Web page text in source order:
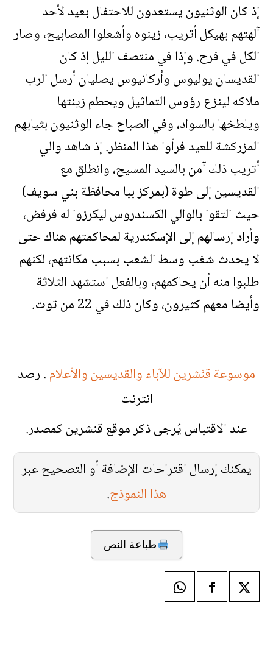
إذ كان الوثنيون يستعدون للاحتفال بعيد لأحد
آلهتهم بهيكل أتريب، زينوه وأشعلوا المصابيح، وصار
الكل في فرح. وإذا في منتصف الليل إذ كان
القديسان يوليوس وأركانيوس يصليان أرسل الرب
ملاكه لينزع رؤوس التماثيل ويحطم زينتها
ويلطخها بالسواد، وفي الصباح جاء الوثنيون بثيابهم
المزركشة للعيد فرأوا هذا المنظر. إذ شاهد والي
أتريب ذلك آمن بالسيد المسيح، وانطلق مع
القديسين إلى طوة (بمركز ببا محافظة بني سويف)
حيث التقوا بالوالي الكسندروس ليكرزوا له فرفض،
وأراد إرسالهم إلى الإسكندرية لمحاكمتهم هناك حتى
لا يحدث شغب وسط الشعب بسبب مكانتهم، لكنهم
طلبوا منه أن يحاكمهم، وبالفعل استشهد الثلاثة
وأيضا معهم كثيرون، وكان ذلك في 22 من توت.
موسوعة قنّشرين للآباء والقديسين والأعلام. رصد
انترنت
عند الاقتباس يُرجى ذكر موقع قنشرين كمصدر.
يمكنك إرسال اقتراحات الإضافة أو التصحيح عبر
هذا النموذج.
طباعة النص